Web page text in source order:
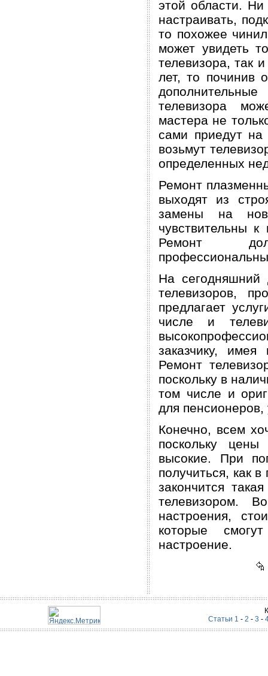
этой области. Ни
настраивать,
то похожее
может увидеть
телевизора, так
лет, то починив
телевизора
мастера не
сами приедут
возьмут
определенных
Ремонт
выходят из
замены на
чувствительны
Ремонт
На
телевизоров,
предлагает
числе и
заказчику, имея
Ремонт
поскольку в
том числе и
для пенсионеров,
Конечно, всем
поскольку
высокие. При
получиться, как
закончится
телевизором.
настроения,
которые
настроение.
Статьи 1 - 2 - 3 -